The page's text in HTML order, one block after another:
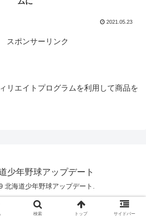
2021.05.23
スポンサーリンク
リエイトプログラムを利用して商品を
少年野球アップデート
北海道少年野球アップデート.
検索 トップ サイドバー